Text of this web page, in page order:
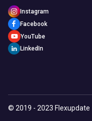
Instagram
Facebook
YouTube
LinkedIn
© 2019 - 2023 Flexupdate